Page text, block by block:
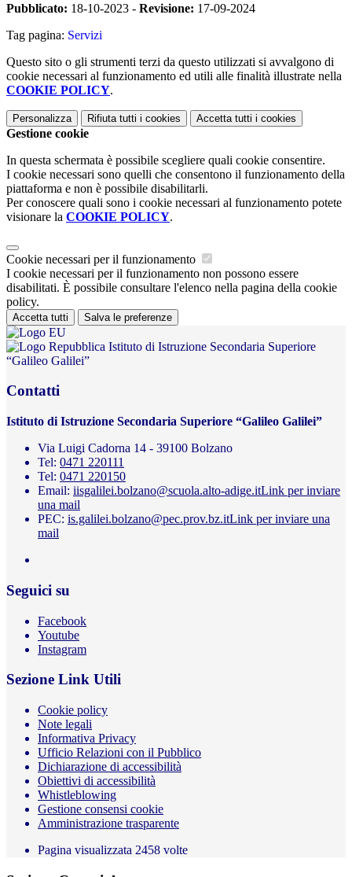
Pubblicato: 18-10-2023 - Revisione: 17-09-2024
Tag pagina: Servizi
Questo sito o gli strumenti terzi da questo utilizzati si avvalgono di
cookie necessari al funzionamento ed utili alle finalità illustrate nella
COOKIE POLICY.
Personalizza Rifiuta tutti i cookies Accetta tutti i cookies
Gestione cookie
In questa schermata è possibile scegliere quali cookie consentire.
I cookie necessari sono quelli che consentono il funzionamento della
piattaforma e non è possibile disabilitarli.
Per conoscere quali sono i cookie necessari al funzionamento potete
visionare la COOKIE POLICY.
Cookie necessari per il funzionamento
I cookie necessari per il funzionamento non possono essere
disabilitati. È possibile consultare l'elenco nella pagina della cookie
policy.
Accetta tutti Salva le preferenze
Istituto di Istruzione Secondaria Superiore
“Galileo Galilei”
Contatti
Istituto di Istruzione Secondaria Superiore “Galileo Galilei”
Via Luigi Cadorna 14 - 39100 Bolzano
Tel: 0471 220111
Tel: 0471 220150
Email: iisgalilei.bolzano@scuola.alto-adige.itLink per inviare
una mail
PEC: is.galilei.bolzano@pec.prov.bz.itLink per inviare una
mail
Seguici su
Facebook
Youtube
Instagram
Sezione Link Utili
Cookie policy
Note legali
Informativa Privacy
Ufficio Relazioni con il Pubblico
Dichiarazione di accessibilità
Obiettivi di accessibilità
Whistleblowing
Gestione consensi cookie
Amministrazione trasparente
Pagina visualizzata 2458 volte